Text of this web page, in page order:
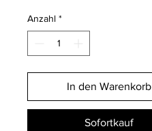
Anzahl *
In den Warenkorb
Sofortkauf